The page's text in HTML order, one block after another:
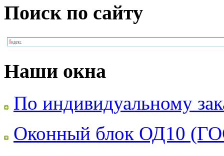
Поиск по сайту
Наши окна
По индивидуальному
Оконный блок ОД10